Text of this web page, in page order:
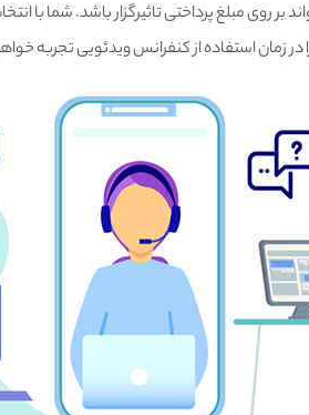
روی مبلغ پرداختی تاثیرگزار باشد. شما با
زمان استفاده از کنفرانس ویدئویی تجربه